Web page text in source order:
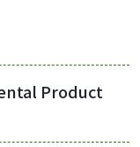
Product